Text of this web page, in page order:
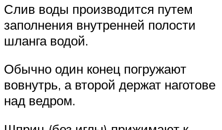
Слив воды производится путем
заполнения внутренней полости
шланга водой.
Обычно один конец погружают
вовнутрь, а второй держат наготове
над ведром.